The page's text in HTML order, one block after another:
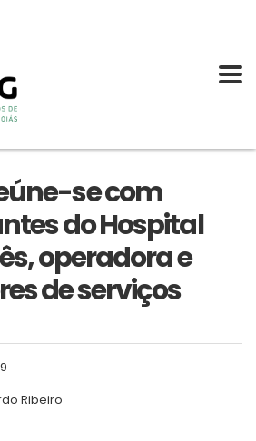
se com
do Hospital
operadora e
de serviços
Ribeiro